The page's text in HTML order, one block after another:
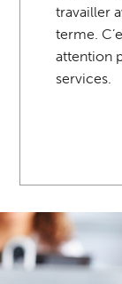
travailler
terme.
attention
services.